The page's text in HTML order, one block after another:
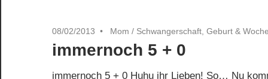
08/02/2013 Mom / Schwangerschaft, Geburt &
immernoch 5 + 0
immernoch 5 + 0 Huhu ihr Lieben! So… Nu